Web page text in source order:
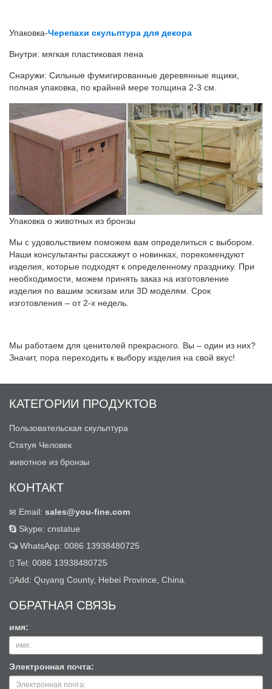
Упаковка-Черепахи скульптура для декора
Внутри: мягкая пластиковая пена
Снаружи: Сильные фумигированные деревянные ящики,
полная упаковка, по крайней мере толщина 2-3 см.
Упаковка о животных из бронзы
Мы с удовольствием поможем вам определиться с выбором.
Наши консультанты расскажут о новинках, порекомендуют
изделия, которые подходят к определенному празднику. При
необходимости, можем принять заказ на изготовление
изделия по вашим эскизам или 3D моделям. Срок
изготовления – от 2-х недель.
Мы работаем для ценителей прекрасного. Вы – один из них?
Значит, пора переходить к выбору изделия на свой вкус!
КАТЕГОРИИ ПРОДУКТОВ
Пользовательская скульптура
Статуя Человек
животное из бронзы
КОНТАКТ
Email: sales@you-fine.com
Skype: cnstatue
WhatsApp: 0086 13938480725
Tel: 0086 13938480725
Add: Quyang County, Hebei Province, China.
ОБРАТНАЯ СВЯЗЬ
имя:
Электронная почта: